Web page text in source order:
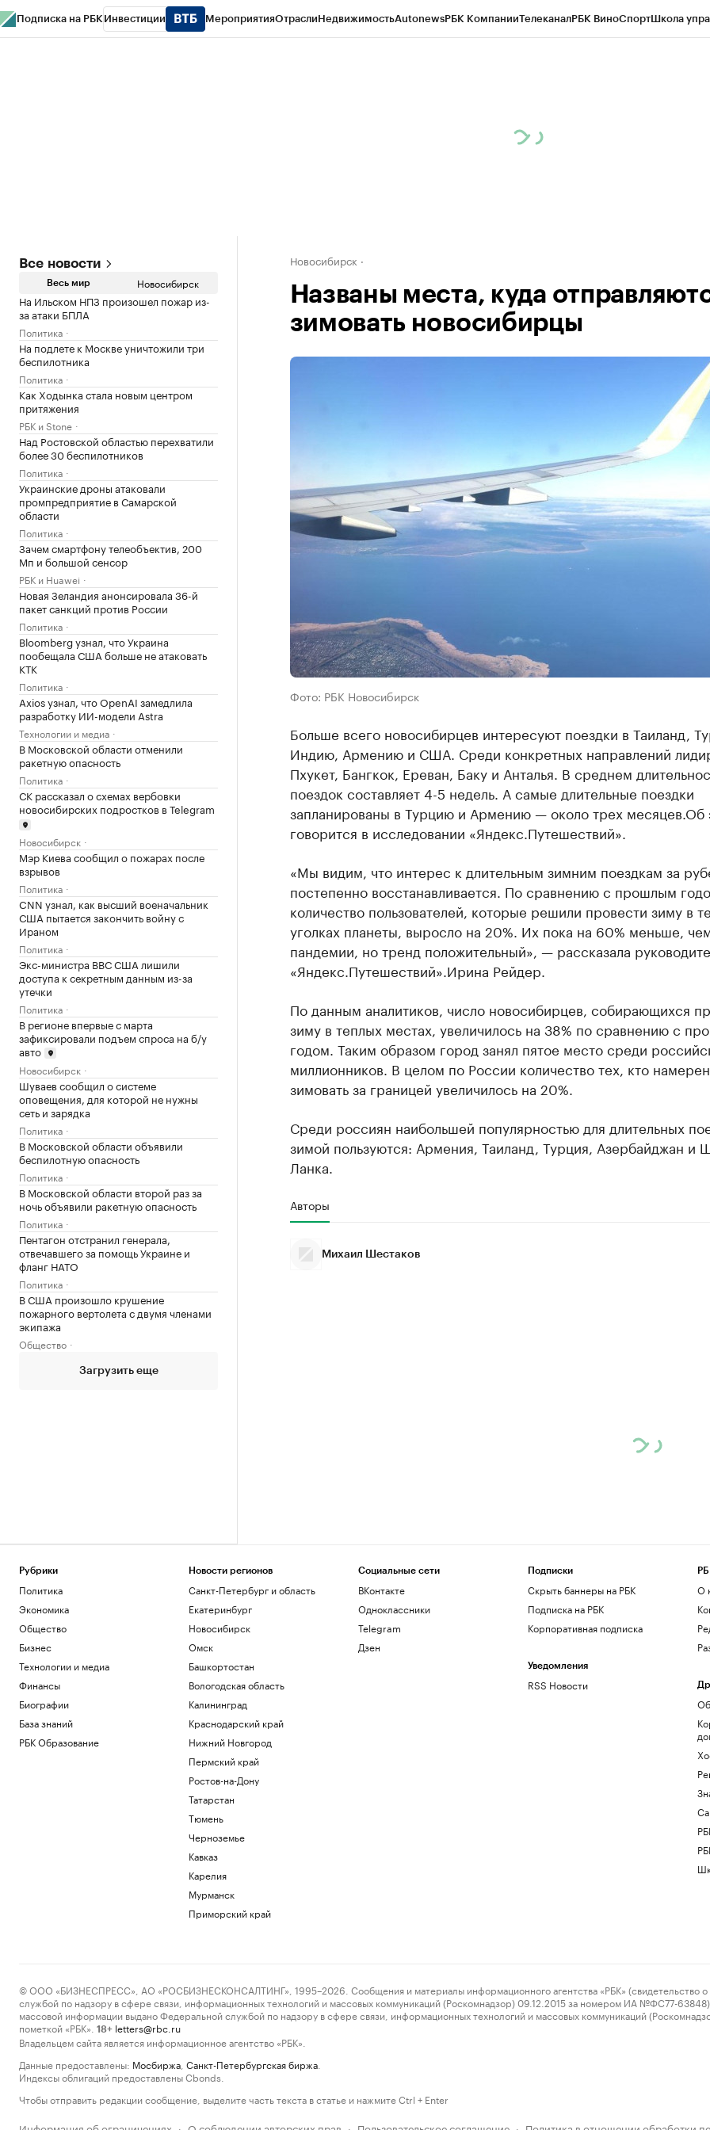
Подписка на РБК Инвестиции МероприятияОтраслиНедвижимостьAutonewsРБК КомпанииТелеканалРБК ВиноСпортШкола
Все новости
Весь мир Новосибирск
На Ильском НПЗ произошел пожар из-
за атаки БПЛА
Политика
На подлете к Москве уничтожили три
беспилотника
Политика
Как Ходынка стала новым центром
притяжения
РБК и Stone
Над Ростовской областью перехватили
более 30 беспилотников
Политика
Украинские дроны атаковали
промпредприятие в Самарской
области
Политика
Зачем смартфону телеобъектив, 200
Мп и большой сенсор
РБК и Huawei
Новая Зеландия анонсировала 36-й
пакет санкций против России
Политика
Bloomberg узнал, что Украина
пообещала США больше не атаковать
КТК
Политика
Axios узнал, что OpenAI замедлила
разработку ИИ-модели Astra
Технологии и медиа
В Московской области отменили
ракетную опасность
Политика
СК рассказал о схемах вербовки
новосибирских подростков в Telegram
Новосибирск
Мэр Киева сообщил о пожарах после
взрывов
Политика
CNN узнал, как высший военачальник
США пытается закончить войну с
Ираном
Политика
Экс-министра ВВС США лишили
доступа к секретным данным из-за
утечки
Политика
В регионе впервые с марта
зафиксировали подъем спроса на б/у
авто
Новосибирск
Шуваев сообщил о системе
оповещения, для которой не нужны
сеть и зарядка
Политика
В Московской области объявили
беспилотную опасность
Политика
В Московской области второй раз за
ночь объявили ракетную опасность
Политика
Пентагон отстранил генерала,
отвечавшего за помощь Украине и
фланг НАТО
Политика
В США произошло крушение
пожарного вертолета с двумя членами
экипажа
Общество
Загрузить еще
Новосибирск
Названы места, куда
зимовать новосибирцы
Фото: РБК Новосибирск
Больше всего новосибирцев интересуют поездки в Таиланд,
Индию, Армению и США. Среди конкретных направлений
Пхукет, Бангкок, Ереван, Баку и Анталья. В среднем
поездок составляет 4-5 недель. А самые длительные поездки
запланированы в Турцию и Армению — около трех месяцев.Об
говорится в исследовании «Яндекс.Путешествий».
«Мы видим, что интерес к длительным зимним поездкам за
постепенно восстанавливается. По сравнению с прошлым
количество пользователей, которые решили провести зиму в
уголках планеты, выросло на 20%. Их пока на 60% меньше,
пандемии, но тренд положительный», — рассказала
«Яндекс.Путешествий».Ирина Рейдер.
По данным аналитиков, число новосибирцев, собирающихся
зиму в теплых местах, увеличилось на 38% по сравнению с
годом. Таким образом город занял пятое место среди
миллионников. В целом по России количество тех, кто намерен
зимовать за границей увеличилось на 20%.
Среди россиян наибольшей популярностью для длительных
зимой пользуются: Армения, Таиланд, Турция, Азербайджан и
Ланка.
Авторы
Михаил Шестаков
Рубрики
Политика
Экономика
Общество
Бизнес
Технологии и медиа
Финансы
Биографии
База знаний
РБК Образование
Новости регионов
Санкт-Петербург и область
Екатеринбург
Новосибирск
Омск
Башкортостан
Вологодская область
Калининград
Краснодарский край
Нижний Новгород
Пермский край
Ростов-на-Дону
Татарстан
Тюмень
Черноземье
Кавказ
Карелия
Мурманск
Приморский край
Социальные сети
ВКонтакте
Одноклассники
Telegram
Дзен
Подписки
Скрыть баннеры на РБК
Подписка на РБК
Корпоративная подписка
Уведомления
RSS Новости
О
© ООО «БИЗНЕСПРЕСС», АО «РОСБИЗНЕСКОНСАЛТИНГ», 1995–2026. Сообщения и материалы информационного агентства «РБК» (свидетельство о
службой по надзору в сфере связи, информационных технологий и массовых коммуникаций (Роскомнадзор) 09.12.2015 за номером ИА №ФС77-63848)
массовой информации выдано Федеральной службой по надзору в сфере связи, информационных технологий и массовых коммуникаций
пометкой «РБК».
18+ letters@rbc.ru
Владельцем сайта является информационное агентство «РБК».
Данные предоставлены: Мосбиржа Санкт-Петербургская биржа
Индексы облигаций предоставлены Cbonds.
Чтобы отправить редакции сообщение, выделите часть текста в статье и нажмите Ctrl + Enter